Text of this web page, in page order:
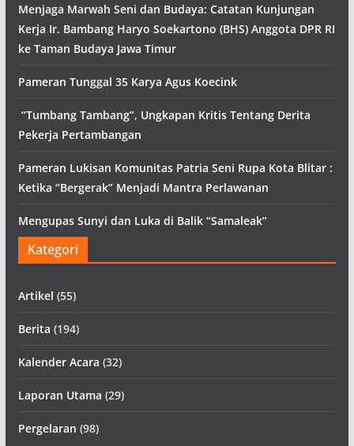
Menjaga Marwah Seni dan Budaya: Catatan Kunjungan
Kerja Ir. Bambang Haryo Soekartono (BHS) Anggota DPR RI
ke Taman Budaya Jawa Timur
Pameran Tunggal 35 Karya Agus Koecink
“Tumbang Tambang”, Ungkapan Kritis Tentang Derita
Pekerja Pertambangan
Pameran Lukisan Komunitas Patria Seni Rupa Kota Blitar :
Ketika “Bergerak” Menjadi Mantra Perlawanan
Mengupas Sunyi dan Luka di Balik “Samaleak”
Kategori
Artikel (55)
Berita (194)
Kalender Acara (32)
Laporan Utama (29)
Pergelaran (98)